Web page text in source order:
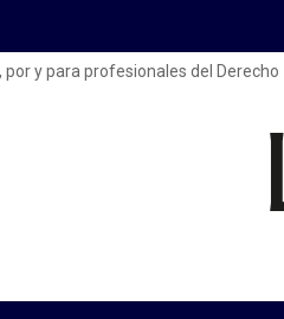
por y para profesionales del Derecho